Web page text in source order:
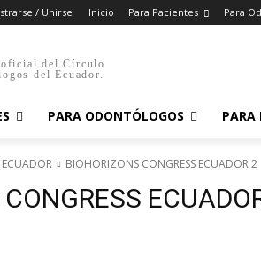
/ Unirse Inicio Para Pacientes Para
del Círculo
del Ecuador.
PARA ODONTÓLOGOS PARA
BIOHORIZONS CONGRESS ECUADOR 2